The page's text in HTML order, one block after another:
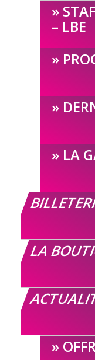
– LBE
LA
LA